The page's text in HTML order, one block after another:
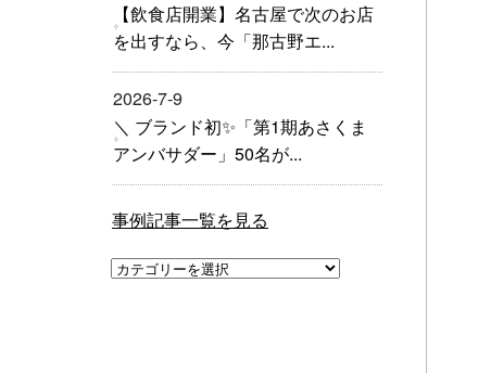
【飲食店開業】名古屋で次のお店
を出すなら、今「那古野エ...
2026-7-9
＼ ブランド初✨「第1期あさくま
アンバサダー」50名が...
事例記事一覧を見る